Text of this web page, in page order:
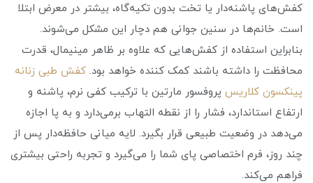
کفش‌های پاشنه‌دار یا تخت بدون تکیه‌گاه، بیشتر در معرض ابتلا
است. خانم‌ها در سنین جوانی هم دچار این مشکل می‌شوند.
بنابراین استفاده از کفش‌هایی که علاوه بر ظاهر مینیمال، قدرت
محافظت را داشته باشند کمک کننده خواهد بود. کفش طبی زنانه
پینکسون کلاریس پروفسور مارتین با ترکیب کفی نرم، پاشنه و
ارتفاع استاندارد، فشار را از نقطه التهاب برمی‌دارد و به پا اجازه
می‌دهد در وضعیت طبیعی قرار بگیرد. لایه میانی حافظه‌دار پس از
چند روز، فرم اختصاصی پای شما را می‌گیرد و تجربه راحتی بیشتری
فراهم می‌کند.